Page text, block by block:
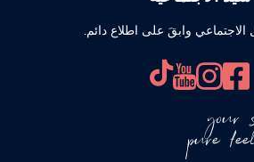
الاجتماعي وابقَ على اطلاع دائم.
your
pure feel